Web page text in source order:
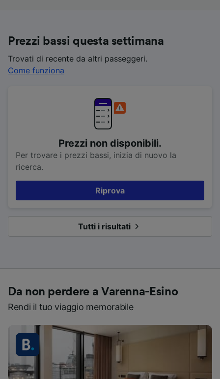
Prezzi bassi questa settimana
Trovati di recente da altri passeggeri.
Come funziona
Prezzi non disponibili.
Per trovare i prezzi bassi, inizia di nuovo la
ricerca.
Riprova
Tutti i risultati
Da non perdere a Varenna-Esino
Rendi il tuo viaggio memorabile